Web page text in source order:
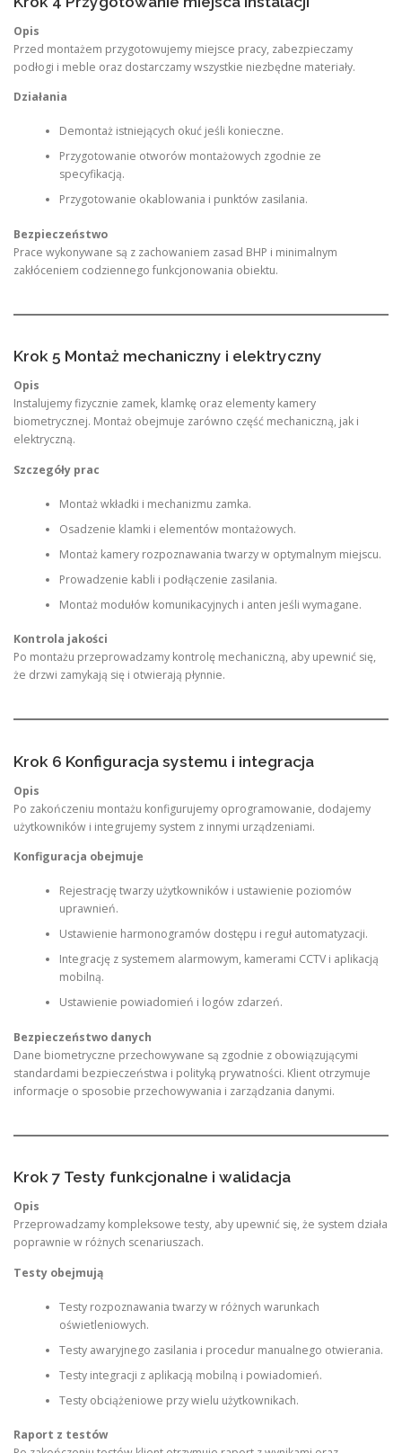
Opis
Przed montażem przygotowujemy miejsce pracy, zabezpieczamy
podłogi i meble oraz dostarczamy wszystkie niezbędne materiały.
Działania
Demontaż istniejących okuć jeśli konieczne.
Przygotowanie otworów montażowych zgodnie ze
specyfikacją.
Przygotowanie okablowania i punktów zasilania.
Bezpieczeństwo
Prace wykonywane są z zachowaniem zasad BHP i minimalnym
zakłóceniem codziennego funkcjonowania obiektu.
Krok 5 Montaż mechaniczny i elektryczny
Opis
Instalujemy fizycznie zamek, klamkę oraz elementy kamery
biometrycznej. Montaż obejmuje zarówno część mechaniczną, jak i
elektryczną.
Szczegóły prac
Montaż wkładki i mechanizmu zamka.
Osadzenie klamki i elementów montażowych.
Montaż kamery rozpoznawania twarzy w optymalnym miejscu.
Prowadzenie kabli i podłączenie zasilania.
Montaż modułów komunikacyjnych i anten jeśli wymagane.
Kontrola jakości
Po montażu przeprowadzamy kontrolę mechaniczną, aby upewnić się,
że drzwi zamykają się i otwierają płynnie.
Krok 6 Konfiguracja systemu i integracja
Opis
Po zakończeniu montażu konfigurujemy oprogramowanie, dodajemy
użytkowników i integrujemy system z innymi urządzeniami.
Konfiguracja obejmuje
Rejestrację twarzy użytkowników i ustawienie poziomów
uprawnień.
Ustawienie harmonogramów dostępu i reguł automatyzacji.
Integrację z systemem alarmowym, kamerami CCTV i aplikacją
mobilną.
Ustawienie powiadomień i logów zdarzeń.
Bezpieczeństwo danych
Dane biometryczne przechowywane są zgodnie z obowiązującymi
standardami bezpieczeństwa i polityką prywatności. Klient otrzymuje
informacje o sposobie przechowywania i zarządzania danymi.
Krok 7 Testy funkcjonalne i walidacja
Opis
Przeprowadzamy kompleksowe testy, aby upewnić się, że system działa
poprawnie w różnych scenariuszach.
Testy obejmują
Testy rozpoznawania twarzy w różnych warunkach
oświetleniowych.
Testy awaryjnego zasilania i procedur manualnego otwierania.
Testy integracji z aplikacją mobilną i powiadomień.
Testy obciążeniowe przy wielu użytkownikach.
Raport z testów